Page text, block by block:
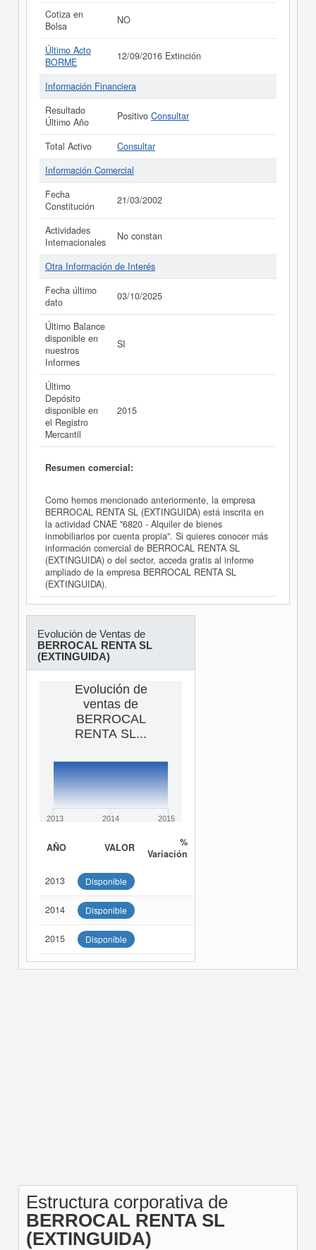
Cotiza en
Bolsa
NO
Último Acto
BORME
12/09/2016 Extinción
Información Financiera
Resultado
Último Año
Positivo Consultar
Total Activo
Consultar
Información Comercial
Fecha
Constitución
21/03/2002
Actividades
Internacionales
No constan
Otra Información de Interés
Fecha último
dato
03/10/2025
Último Balance
disponible en
nuestros
Informes
SI
Último
Depósito
disponible en
el Registro
Mercantil
2015
Resumen comercial:
Como hemos mencionado anteriormente, la empresa
BERROCAL RENTA SL (EXTINGUIDA) está inscrita en
la actividad CNAE "6820 - Alquiler de bienes
inmobiliarios por cuenta propia". Si quieres conocer más
información comercial de BERROCAL RENTA SL
(EXTINGUIDA) o del sector, acceda gratis al informe
ampliado de la empresa BERROCAL RENTA SL
(EXTINGUIDA).
Evolución de Ventas de
BERROCAL RENTA SL
(EXTINGUIDA)
Evolución de
ventas de
BERROCAL
RENTA SL...
2013 2014 2015
AÑO VALOR
%
Variación
2013 Disponible
2014 Disponible
2015 Disponible
Estructura corporativa de
BERROCAL RENTA SL
(EXTINGUIDA)